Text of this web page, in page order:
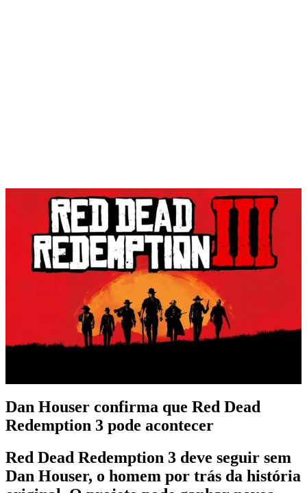
Dan Houser confirma que Red Dead
Redemption 3 pode acontecer
Red Dead Redemption 3 deve seguir sem
Dan Houser, o homem por trás da história